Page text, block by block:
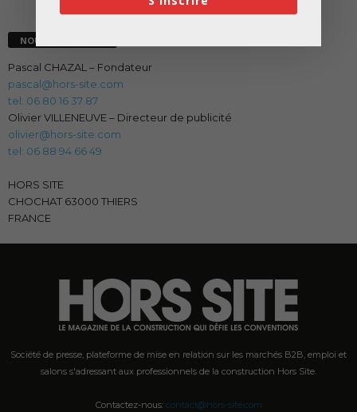
NOUS CONTACTER
Pascal CHAZAL – Fondateur
pascal@hors-site.com
tel: 06 80 16 37 87
Olivier VILLENEUVE – Directeur de publicité
olivier@hors-site.com
tel: 06 88 94 66 49
HORS SITE
CHOCHAT 63000 THIERS
FRANCE
Société de presse, plateforme de mise en relation sur les marchés B2B, emploi et
salons s'adressant aux professionnels de la construction Hors Site.
Contactez-nous: contact@hors-site.com